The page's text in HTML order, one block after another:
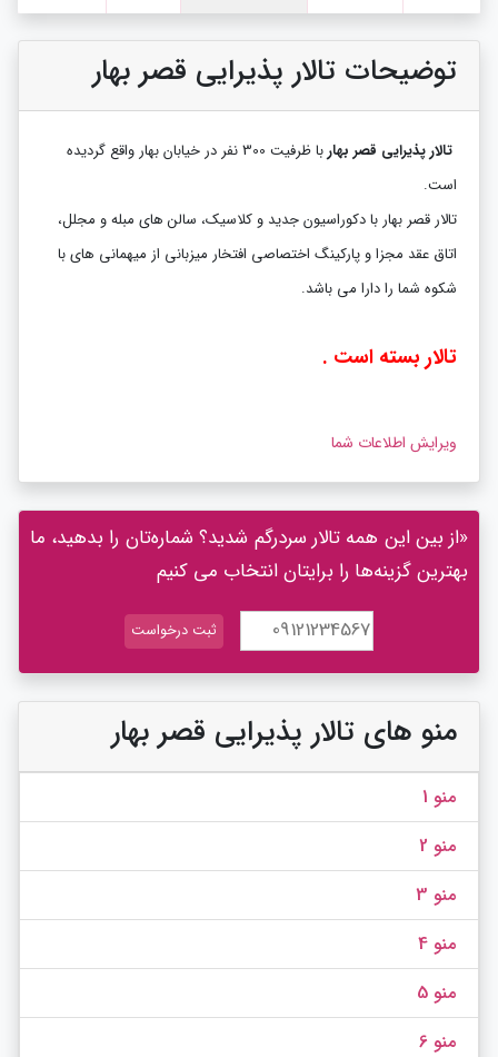
توضیحات تالار پذیرایی قصر بهار
تالار پذیرایی قصر بهار
با ظرفیت 300 نفر در خیابان بهار واقع گردیده
است.
تالار قصر بهار با دکوراسیون جدید و کلاسیک، سالن های مبله و مجلل،
اتاق عقد مجزا و پارکینگ اختصاصی افتخار میزبانی از میهمانی های با
شکوه شما را دارا می باشد.
تالار بسته است .
ویرایش اطلاعات شما
«از بین این همه تالار سردرگم شدید؟ شماره‌تان را بدهید، ما
بهترین گزینه‌ها را برایتان انتخاب می کنیم
منو های تالار پذیرایی قصر بهار
منو 1
منو 2
منو 3
منو 4
منو 5
منو 6